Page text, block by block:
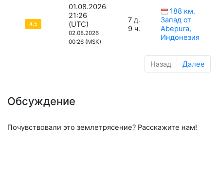
4.5
01.08.2026
21:26
(UTC)
02.08.2026
00:26 (MSK)
7 д.
9 ч.
188 км.
Запад от
Abepura,
Индонезия
Назад Далее
Обсуждение
Почувствовали это землетрясение? Расскажите нам!